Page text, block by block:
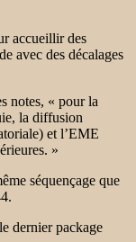
accueillir des
avec des décalages
notes, « pour la
la diffusion
et l’EME
»
séquençage que
dernier package